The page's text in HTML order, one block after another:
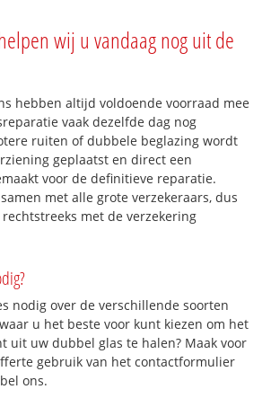
wij u vandaag nog uit de
hebben altijd voldoende voorraad mee
vaak dezelfde dag nog
ruiten of dubbele beglazing wordt
geplaatst en direct een
voor de definitieve reparatie.
met alle grote verzekeraars, dus
met de verzekering
nodig over de verschillende soorten
u het beste voor kunt kiezen om het
uit uw dubbel glas te halen? Maak voor
gebruik van het contactformulier
ons.